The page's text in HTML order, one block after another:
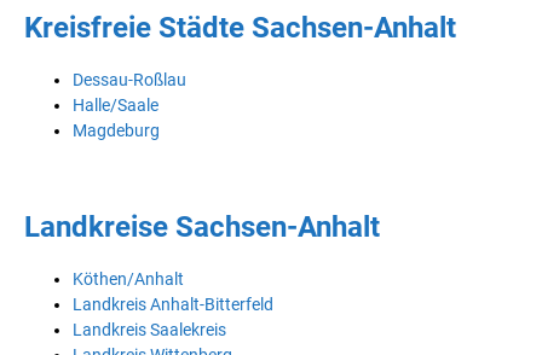
Kreisfreie Städte Sachsen-Anhalt
Dessau-Roßlau
Halle/Saale
Magdeburg
Landkreise Sachsen-Anhalt
Köthen/Anhalt
Landkreis Anhalt-Bitterfeld
Landkreis Saalekreis